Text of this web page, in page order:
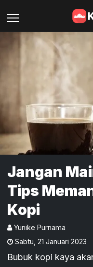
Jangan
Tips
Kopi
Yunike Purnama
Sabtu 21 Januari 2023
Bubuk kopi kaya